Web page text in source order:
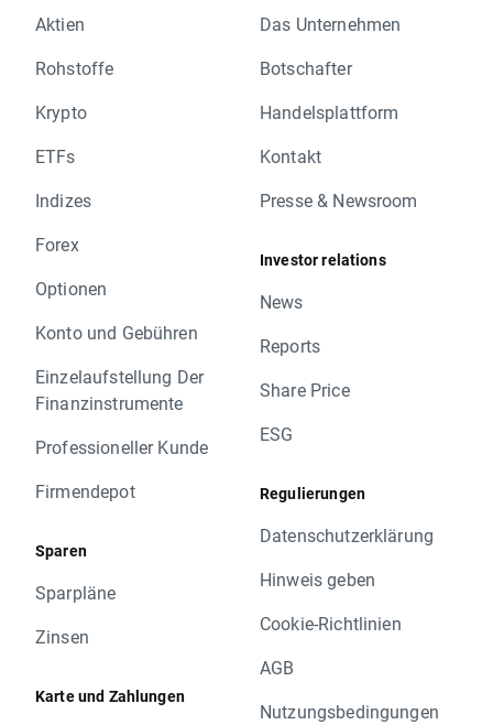
Aktien
Rohstoffe
Krypto
ETFs
Indizes
Forex
Optionen
Konto und Gebühren
Einzelaufstellung Der
Finanzinstrumente
Professioneller Kunde
Firmendepot
Sparen
Sparpläne
Zinsen
Karte und Zahlungen
Das Unternehmen
Botschafter
Handelsplattform
Kontakt
Presse & Newsroom
Investor relations
News
Reports
Share Price
ESG
Regulierungen
Datenschutzerklärung
Hinweis geben
Cookie-Richtlinien
AGB
Nutzungsbedingungen